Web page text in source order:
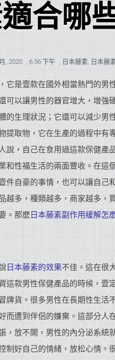
合哪
, 2020 , 6:56 下午 , 日本藤素, 日本藤
它是壹款在國外相當熱門的男
可以讓男性的器官增大，增強
的生理狀況；它還可以減少男
提取物，它在生產的過程中有
說，自己在食用過這款保健產
和性福生活的兩面豐收。在這
件自豪的事情，也可以讓自己
越多，種類越多，商家越多
。那麽 日本藤素副作用緩解怎
日本藤素的效果不佳。這在很
這款男性保健產品的時候，
牌貨。很多男性在長期性生活
而遭到伴侶的嫌棄。這部分人
，放不開，男性的內分泌系統
制好自己的情緒，放松心情。